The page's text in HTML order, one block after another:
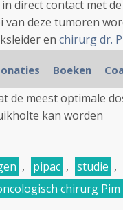
direct contact met
van deze tumoren
en chirurg dr.
38 patiënten
de meest optimale
kan worden
, pipac , studie ,
chirurg
Boeken